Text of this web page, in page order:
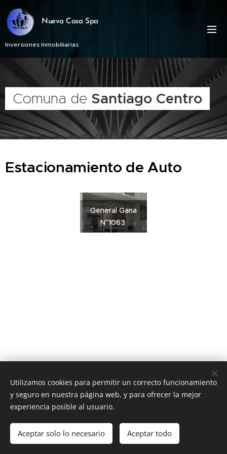
Nueva Casa Spa
Inversiones Inmobiliarias
Comuna de Santiago Centro
Estacionamiento de Auto
General Gana
N°1063
Av. Providencia 1650, Providencia, Región Metropolitana
Contacto Cookies
Utilizamos cookies para permitir un correcto funcionamiento
y seguro en nuestra página web, y para ofrecer la mejor
experiencia posible al usuario.
Aceptar solo lo necesario Aceptar todo